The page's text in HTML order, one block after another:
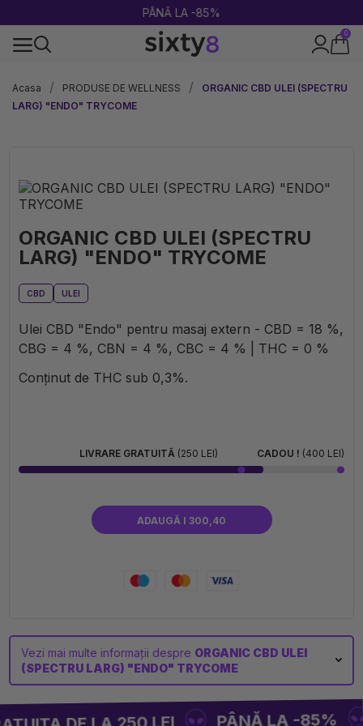
PÂNĂ LA -85%
0
Acasa
PRODUSE DE WELLNESS
ORGANIC CBD ULEI (SPECTRU
LARG) "ENDO" TRYCOME
ORGANIC CBD ULEI (SPECTRU
LARG) "ENDO" TRYCOME
CBD ULEI
Ulei CBD "Endo" pentru masaj extern - CBD = 18 %,
CBG = 4 %, CBN = 4 %, CBC = 4 % | THC = 0 %
Conținut de THC sub 0,3%.
LIVRARE GRATUITĂ (250 LEI) CADOU ! (400 LEI)
ADAUGĂ I 300,40
Vezi mai multe informații despre ORGANIC CBD ULEI
(SPECTRU LARG) "ENDO" TRYCOME
PÂNĂ LA -85%